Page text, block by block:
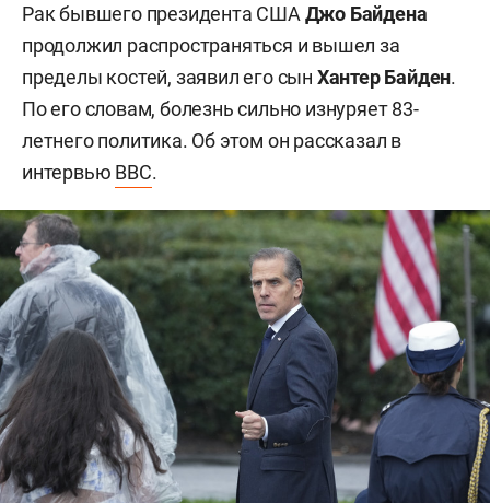
Рак бывшего президента США Джо Байдена
продолжил распространяться и вышел за
пределы костей, заявил его сын Хантер Байден.
По его словам, болезнь сильно изнуряет 83-
летнего политика. Об этом он рассказал в
интервью BBC.